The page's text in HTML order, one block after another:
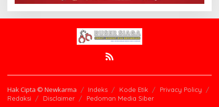
Hak Cipta © Newkarma Indeks Kode Etik
Privacy Policy
Redaksi
Disclaimer Pedoman Media Siber